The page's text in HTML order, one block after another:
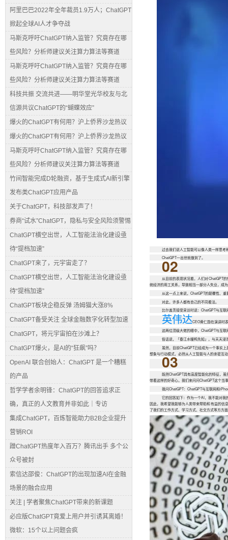
阿里巴巴2022年全年裁员1.9万人；ChatGPT
掀起全球AI人才争夺战
马斯克呼吁ChatGPT纳入监管？究竟存在哪
些风险？分析师建议关注算力算法等赛道
马斯克呼吁ChatGPT纳入监管？究竟存在哪
些风险？分析师建议关注算力算法等赛道
科技共振 交流共进——明华堂光华校友与北
信源共议ChatGPT的“蝴蝶效应”
爆火的ChatGPT有何用？沪上侨界沙龙热议
爆火的ChatGPT有何用？沪上侨界沙龙热议
马斯克呼吁ChatGPT纳入监管？究竟存在哪
些风险？分析师建议关注算力算法等赛道
竹间智能完成D轮融资，基于生成式AI新引擎
发布类ChatGPT应用产品
关于ChatGPT，科技部发声了！
券商“试水”ChatGPT，隐私与安全风险须警惕
ChatGPT横空出世，人工智能法治化建设亟
待“提档加速”
ChatGPT来了，元宇宙走了？
ChatGPT横空出世，人工智能法治化建设亟
待“提档加速”
ChatGPT板块企稳反弹 汤姆猫大涨8%
ChatGPT备受关注 全球金融数字化转型加速
ChatGPT，将元宇宙拍在沙滩上？
ChatGPT爆火，是AI的“狂飙”吗？
OpenAI 联合创始人：ChatGPT 是一个糟糕
的产品
哲学学者余明锋：ChatGPT的回答追求正
确，真正的人文教育并非如此｜专访
集成ChatGPT，百炼智能助力B2B企业提升
营销ROI
蹭ChatGPT热度年入百万？腾讯出手 多个公
众号被封
索信达邵俊：ChatGPT的出现加速AI在金融
场景的融合应用
关注 | 学者聚焦ChatGPT带来的新课题
必应版ChatGPT竟爱上用户并引诱其离婚！
微软：15个以上问题会疯
过去我们说人工智能可以像人类一样思
ChatGPT一出世就做到了。
02
从目前的表现状况看，人们对ChatGPT
统经济的用工关系，导致相当一部分人失业，成
从这一点上来说，ChatGPT的颠覆性、
对此，许多人都有自己的不同看法。
比尔盖茨接受采访时说：ChatGPT与互
英伟达CEO黄仁勋在演讲时
这两位顶级大佬的眼中，ChatGPT与互
俗话说，「春江水暖鸭先知」，与天天
虽然，目前ChatGPT已经成为一个事实
想象与行动模式，必然从人工智能与人的亲密互
03
既然ChatGPT具有高度智能化的特征，
带着这样的好奇心，我们来问问ChatGPT这个当
我问ChatGPT：ChatGPT与互联网和
它的回答如下：作为一个AI，我不能对
因此，我希望我能够为人类带来帮助和有益的信
了我们的工作方式、学习方式、社交方式等方方